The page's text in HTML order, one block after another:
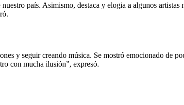
país. Asimismo, destaca y elogia a algunos artistas
y seguir creando música. Se mostró emocionado de
con mucha ilusión”, expresó.